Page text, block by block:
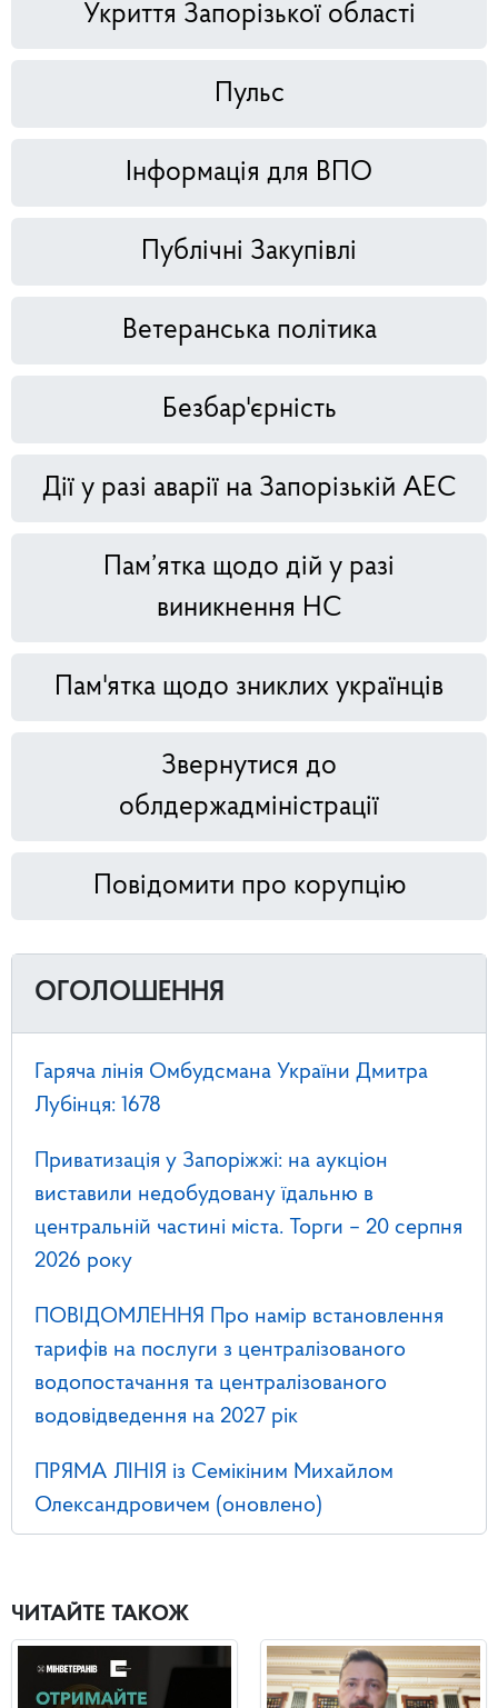
Укриття Запорізької області
Пульс
Інформація для ВПО
Публічні Закупівлі
Ветеранська політика
Безбар'єрність
Дії у разі аварії на Запорізькій АЕС
Пам’ятка щодо дій у разі
виникнення НС
Пам'ятка щодо зниклих українців
Звернутися до
облдержадміністрації
Повідомити про корупцію
ОГОЛОШЕННЯ
Гаряча лінія Омбудсмана України Дмитра
Лубінця: 1678
Приватизація у Запоріжжі: на аукціон
виставили недобудовану їдальню в
центральній частині міста. Торги – 20 серпня
2026 року
ПОВІДОМЛЕННЯ Про намір встановлення
тарифів на послуги з централізованого
водопостачання та централізованого
водовідведення на 2027 рік
ПРЯМА ЛІНІЯ із Семікіним Михайлом
Олександровичем (оновлено)
ЧИТАЙТЕ ТАКОЖ